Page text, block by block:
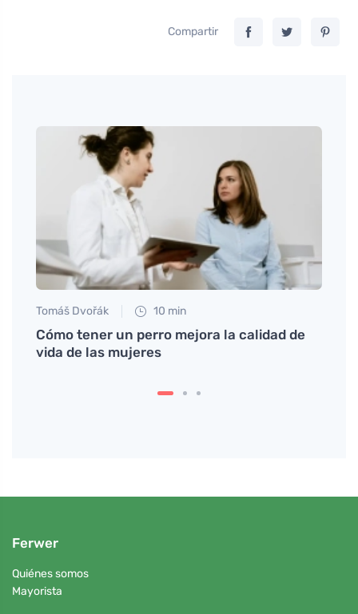
Compartir
Tomáš Dvořák 10 min
Cómo tener un perro mejora la calidad de
vida de las mujeres
Ferwer
Quiénes somos
Mayorista